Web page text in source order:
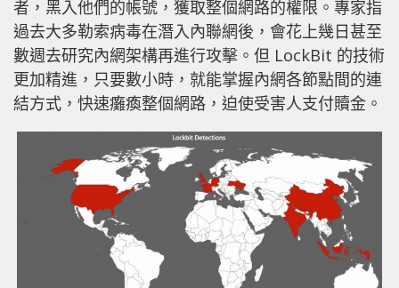
者，黑入他們的帳號，獲取整個網路的權限。專家指
過去大多勒索病毒在潛入內聯網後，會花上幾日甚至
數週去研究內網架構再進行攻擊。但 LockBit 的技術
更加精進，只要數小時，就能掌握內網各節點間的連
結方式，快速癱瘓整個網路，迫使受害人支付贖金。